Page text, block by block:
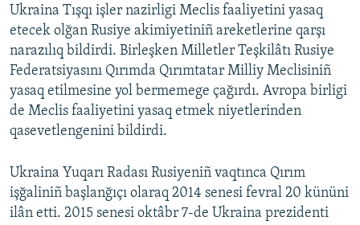
Ukraina Tışqı işler nazirligi Meclis faaliyetini yasaq
etecek olğan Rusiye akimiyetiniñ areketlerine qarşı
narazılıq bildirdi. Birleşken Milletler Teşkilâtı Rusiye
Federatsiyasını Qırımda Qırımtatar Milliy Meclisiniñ
yasaq etilmesine yol bermemege çağırdı. Avropa birligi
de Meclis faaliyetini yasaq etmek niyetlerinden
qasevetlengenini bildirdi.
Ukraina Yuqarı Radası Rusiyeniñ vaqtınca Qırım
işğaliniñ başlanğıçı olaraq 2014 senesi fevral 20 kününi
ilân etti. 2015 senesi oktâbr 7-de Ukraina prezidenti